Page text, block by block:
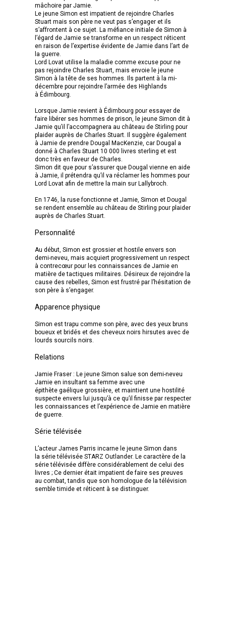
mâchoire par Jamie.
Le jeune Simon est impatient de rejoindre Charles
Stuart mais son père ne veut pas s’engager et ils
s’affrontent à ce sujet. La méfiance initiale de Simon à
l’égard de Jamie se transforme en un respect réticent
en raison de l’expertise évidente de Jamie dans l’art de
la guerre.
Lord Lovat utilise la maladie comme excuse pour ne
pas rejoindre Charles Stuart, mais envoie le jeune
Simon à la tête de ses hommes. Ils partent à la mi-
décembre pour rejoindre l’armée des Highlands
à Édimbourg.
Lorsque Jamie revient à Édimbourg pour essayer de
faire libérer ses hommes de prison, le jeune Simon dit à
Jamie qu’il l’accompagnera au château de Stirling pour
plaider auprès de Charles Stuart. Il suggère également
à Jamie de prendre Dougal MacKenzie, car Dougal a
donné à Charles Stuart 10 000 livres sterling et est
donc très en faveur de Charles.
Simon dit que pour s’assurer que Dougal vienne en aide
à Jamie, il prétendra qu’il va réclamer les hommes pour
Lord Lovat afin de mettre la main sur Lallybroch.
En 1746, la ruse fonctionne et Jamie, Simon et Dougal
se rendent ensemble au château de Stirling pour plaider
auprès de Charles Stuart.
Personnalité
Au début, Simon est grossier et hostile envers son
demi-neveu, mais acquiert progressivement un respect
à contrecœur pour les connaissances de Jamie en
matière de tactiques militaires. Désireux de rejoindre la
cause des rebelles, Simon est frustré par l’hésitation de
son père à s’engager.
Apparence physique
Simon est trapu comme son père, avec des yeux bruns
boueux et bridés et des cheveux noirs hirsutes avec de
lourds sourcils noirs.
Relations
Jamie Fraser : Le jeune Simon salue son demi-neveu
Jamie en insultant sa femme avec une
épithète gaélique grossière, et maintient une hostilité
suspecte envers lui jusqu’à ce qu’il finisse par respecter
les connaissances et l’expérience de Jamie en matière
de guerre.
Série télévisée
L’acteur James Parris incarne le jeune Simon dans
la série télévisée STARZ Outlander. Le caractère de la
série télévisée diffère considérablement de celui des
livres ; Ce dernier était impatient de faire ses preuves
au combat, tandis que son homologue de la télévision
semble timide et réticent à se distinguer.